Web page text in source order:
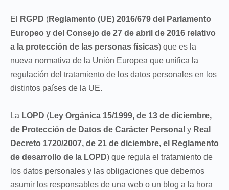
El RGPD (Reglamento (UE) 2016/679 del Parlamento
Europeo y del Consejo de 27 de abril de 2016 relativo
a la protección de las personas físicas) que es la
nueva normativa de la Unión Europea que unifica la
regulación del tratamiento de los datos personales en los
distintos países de la UE.
La LOPD (Ley Orgánica 15/1999, de 13 de diciembre,
de Protección de Datos de Carácter Personal y Real
Decreto 1720/2007, de 21 de diciembre, el Reglamento
de desarrollo de la LOPD) que regula el tratamiento de
los datos personales y las obligaciones que debemos
asumir los responsables de una web o un blog a la hora